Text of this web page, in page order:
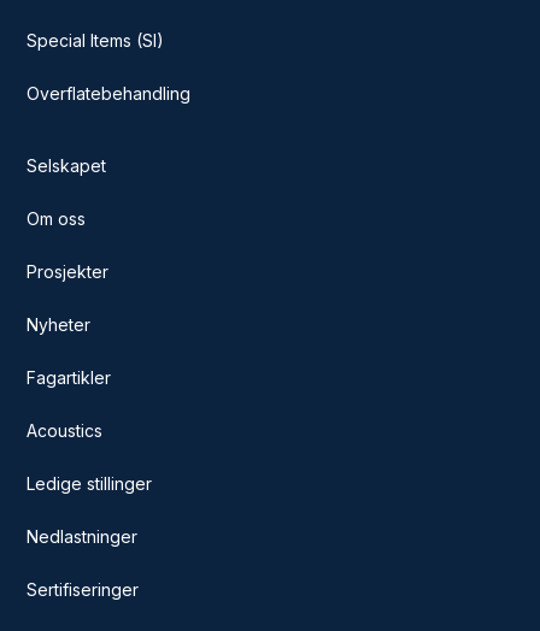
Special Items (SI)
Overflatebehandling
Selskapet
Om oss
Prosjekter
Nyheter
Fagartikler
Acoustics
Ledige stillinger
Nedlastninger
Sertifiseringer